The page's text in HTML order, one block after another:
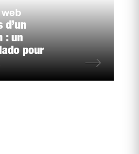
d’un
: un
pour